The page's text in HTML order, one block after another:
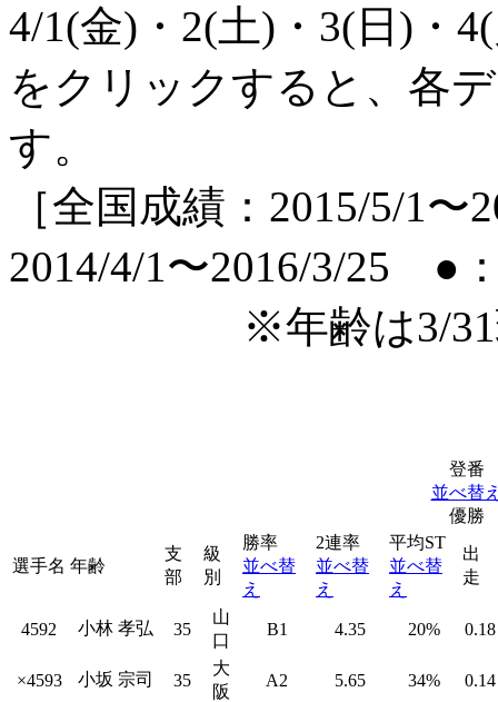
4/1(金)・ 2(土) ・ 3(日) ・
をクリックすると、各
す。
［全国成績：2015/5/1
2014/4/1〜2016/3/25 ●
※年齢は3/
登番
並べ替
優勝
選手名 年齢
支
部
級
別
勝率
並べ替
え
2連率
並べ替
え
平均ST
並べ替
え
出
走
4592 小林 孝弘 35
山
口
B1 4.35 20% 0.18
×4593 小坂 宗司 35
大
阪
A2 5.65 34% 0.14